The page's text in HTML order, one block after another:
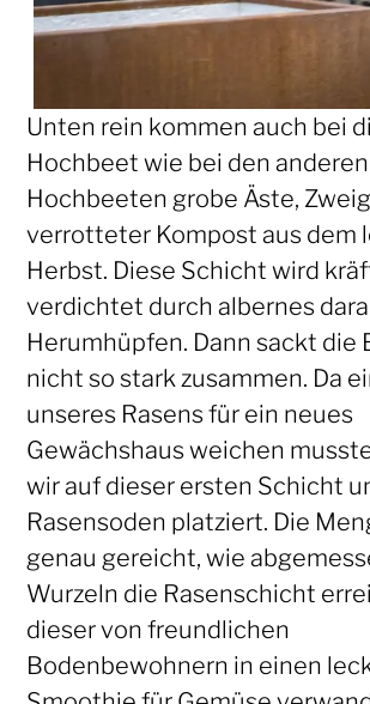
Unten rein kommen auch bei
Hochbeet wie bei den anderen
Hochbeeten grobe Äste,
verrotteter Kompost aus dem
Herbst. Diese Schicht wird
verdichtet durch albernes
Herumhüpfen. Dann sackt die
nicht so stark zusammen. Da
unseres Rasens für ein neues
Gewächshaus weichen
wir auf dieser ersten Schicht
Rasensoden platziert. Die
genau gereicht, wie
Wurzeln die Rasenschicht
dieser von freundlichen
Bodenbewohnern in einen